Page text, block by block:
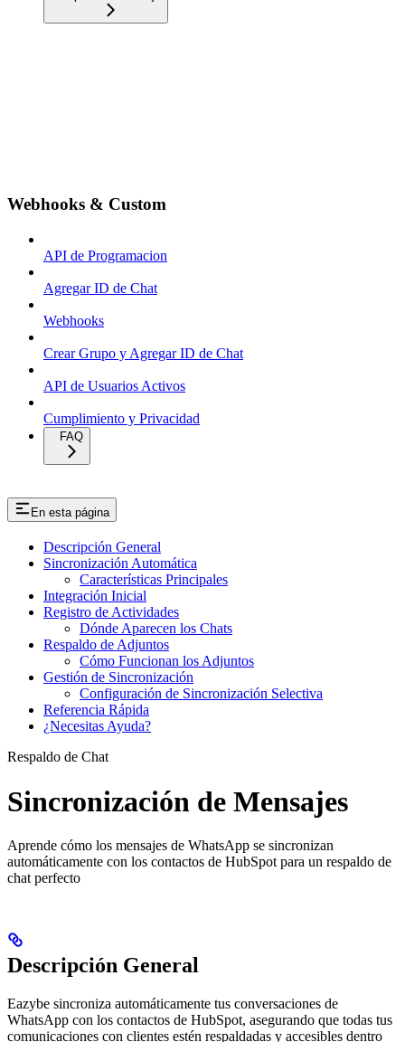
Webhooks & Custom
API de Programacion
Agregar ID de Chat
Webhooks
Crear Grupo y Agregar ID de Chat
API de Usuarios Activos
Cumplimiento y Privacidad
FAQ
En esta página
Descripción General
Sincronización Automática
Características Principales
Integración Inicial
Registro de Actividades
Dónde Aparecen los Chats
Respaldo de Adjuntos
Cómo Funcionan los Adjuntos
Gestión de Sincronización
Configuración de Sincronización Selectiva
Referencia Rápida
¿Necesitas Ayuda?
Respaldo de Chat
Sincronización de Mensajes
Aprende cómo los mensajes de WhatsApp se sincronizan
automáticamente con los contactos de HubSpot para un respaldo de
chat perfecto
Descripción General
Eazybe sincroniza automáticamente tus conversaciones de
WhatsApp con los contactos de HubSpot, asegurando que todas tus
comunicaciones con clientes estén respaldadas y accesibles dentro